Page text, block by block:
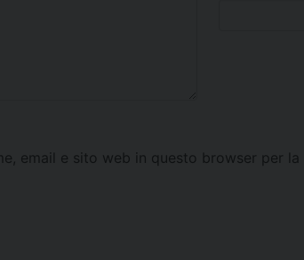
email e sito web in questo browser per